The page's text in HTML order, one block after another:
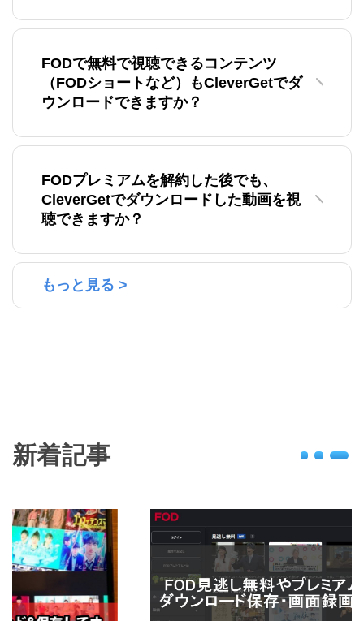
FODで無料で視聴できるコンテンツ
（FODショートなど）もCleverGetでダ
ウンロードできますか？
FODプレミアムを解約した後でも、
CleverGetでダウンロードした動画を視
聴できますか？
もっと見る >
新着記事